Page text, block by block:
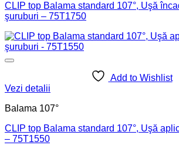
CLIP top Balama standard 107°, Uşă
şuruburi – 75T1750
Add to Wishlist
Vezi detalii
Balama 107°
CLIP top Balama standard 107°, Uşă
– 75T1550